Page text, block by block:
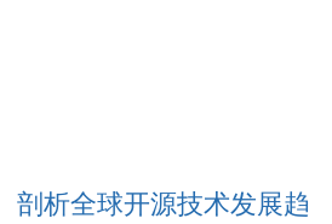
剖析全球开源技术发展趋